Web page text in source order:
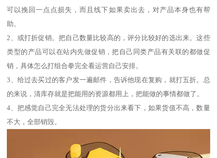
可以挽回一点点损失，而且线下如果卖出去，对产品本身也有帮
助。
2、或打折促销。把自己数量比较高的，评分比较好的选出来。这些
类型的产品可以在站内先做促销，把自己同类产品有关联的都做促
销，具体怎么打组合拳完全看运营自己安排。
3、给过去买过的客户发一遍邮件，告诉他现在复购，就打五折。总
的来说，清库存就是把能用的资源都用上，把能做的事情都做了。
4、把感觉自己完全无法处理的货分出来看下，如果货值不高，数量
不大，全部销毁。